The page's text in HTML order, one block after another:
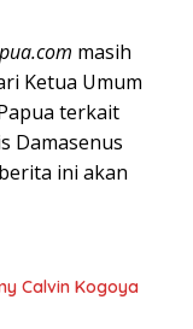
masih
Ketua Umum
terkait
Damasenus
ini akan
Calvin Kogoya